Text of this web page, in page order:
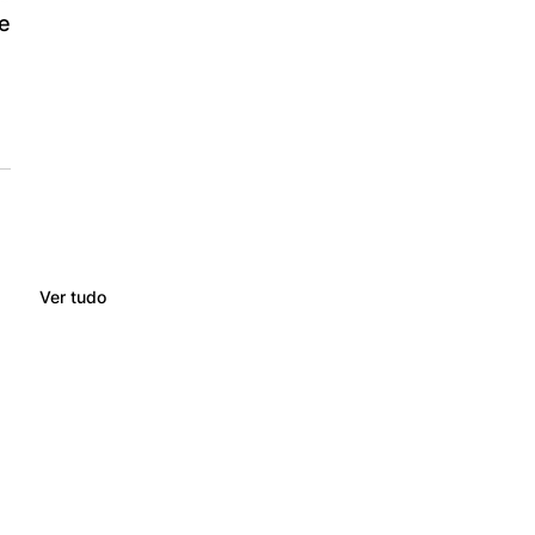
Ver tudo